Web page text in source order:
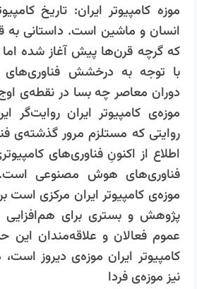
موزه کامپیوتر ایران: تاریخ
انسان و ماشین است. داستانی به
که گرچه قرن‌ها پیش آغاز شده
با توجه به درخشش
دوران معاصر چه بسا در نقطه‌ی
موزه‌ی کامپیوتر ایران روایت‌گر
روایتی که مستلزم مرور گذشته‌ی
اطلاع از اکنونِ فناوری‌های
فناوری‌های هوش مصنوعی است.
موزه‌ی کامپیوتر ایران مرکزی است
پژوهش و بستری برای
عموم فعالان و علاقه‌مندان این
کامپیوتر ایران موزه‌ی دیروز
نیز موزه‌ی فردا